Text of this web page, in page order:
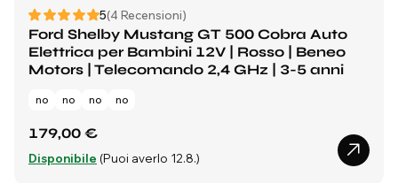
5(4 Recensioni)
Ford Shelby Mustang GT 500 Cobra Auto
Elettrica per Bambini 12V | Rosso | Beneo
Motors | Telecomando 2,4 GHz | 3-5 anni
no no no no
179,00 €
Disponibile (Puoi averlo 12.8.)